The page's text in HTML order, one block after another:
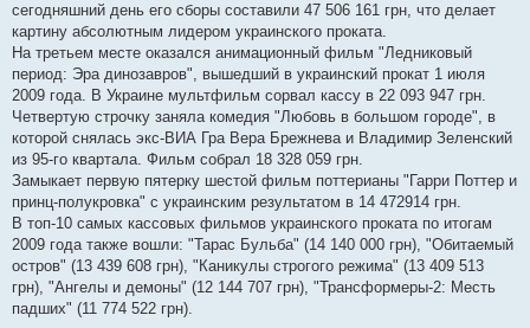
сегодняшний день его сборы составили 47 506 161 грн, что делает
картину абсолютным лидером украинского проката.
На третьем месте оказался анимационный фильм "Ледниковый
период: Эра динозавров", вышедший в украинский прокат 1 июля
2009 года. В Украине мультфильм сорвал кассу в 22 093 947 грн.
Четвертую строчку заняла комедия "Любовь в большом городе", в
которой снялась экс-ВИА Гра Вера Брежнева и Владимир Зеленский
из 95-го квартала. Фильм собрал 18 328 059 грн.
Замыкает первую пятерку шестой фильм поттерианы "Гарри Поттер и
принц-полукровка" с украинским результатом в 14 472914 грн.
В топ-10 самых кассовых фильмов украинского проката по итогам
2009 года также вошли: "Тарас Бульба" (14 140 000 грн), "Обитаемый
остров" (13 439 608 грн), "Каникулы строгого режима" (13 409 513
грн), "Ангелы и демоны" (12 144 707 грн), "Трансформеры-2: Месть
падших" (11 774 522 грн).